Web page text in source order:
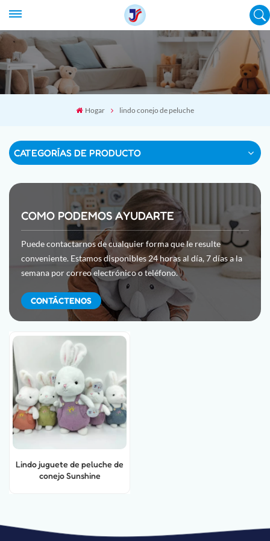
Hogar lindo conejo de peluche
CATEGORÍAS DE PRODUCTO
COMO PODEMOS AYUDARTE
Puede contactarnos de cualquier forma que le resulte
conveniente. Estamos disponibles 24 horas al día, 7 días a la
semana por correo electrónico o teléfono.
CONTÁCTENOS
Lindo juguete de peluche de
conejo Sunshine